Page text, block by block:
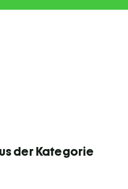
der Kategorie